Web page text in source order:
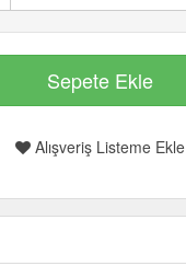
Alışveriş Listeme Ekle